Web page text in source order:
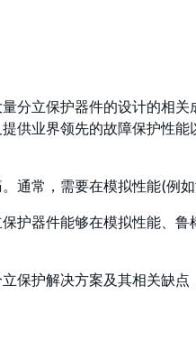
分立保护器件的设计的相
供业界领先的故障保护性
通常，需要在模拟性能(例
护器件能够在模拟性能、
保护解决方案及其相关缺